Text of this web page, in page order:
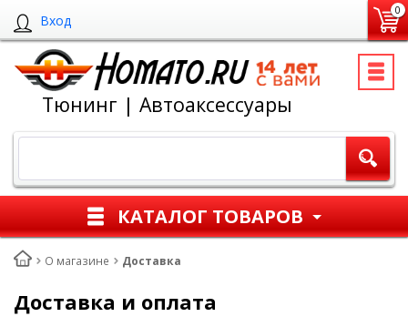
Вход
0
Тюнинг | Автоаксессуары
КАТАЛОГ ТОВАРОВ
О магазине Доставка
Доставка и оплата